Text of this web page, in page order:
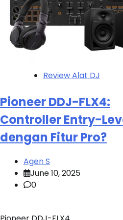
Review Alat DJ
Pioneer DDJ-FLX4:
Controller Entry-
dengan Fitur Pro?
Agen S
June 10, 2025
0